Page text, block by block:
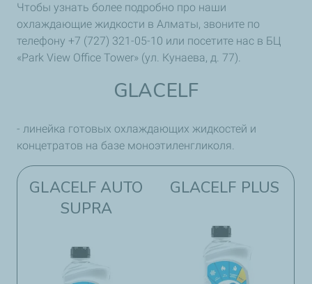
Чтобы узнать более подробно про наши
охлаждающие жидкости в Алматы, звоните по
телефону +7 (727) 321-05-10 или посетите нас в БЦ
«Park View Office Tower» (ул. Кунаева, д. 77).
GLACELF
- линейка готовых охлаждающих жидкостей и
концетратов на базе моноэтиленгликоля.
GLACELF AUTO
SUPRA​
GLACELF PLUS​